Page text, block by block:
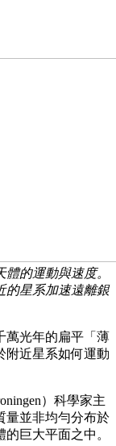
的運動與速度。
的星系加速遠離銀
萬光年的扁平「薄
近星系如何運動
）科學家主
量並非均勻分布於
巨大平面之中。